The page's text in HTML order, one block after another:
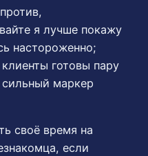
я лучше покажу
настороженно;
готовы пару
маркер
своё время на
если